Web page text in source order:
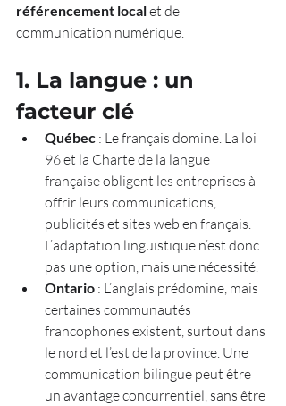
référencement local et de
communication numérique.
1. La langue : un
facteur clé
Québec : Le français domine. La loi
96 et la Charte de la langue
française obligent les entreprises à
offrir leurs communications,
publicités et sites web en français.
L’adaptation linguistique n’est donc
pas une option, mais une nécessité.
Ontario : L’anglais prédomine, mais
certaines communautés
francophones existent, surtout dans
le nord et l’est de la province. Une
communication bilingue peut être
un avantage concurrentiel, sans être